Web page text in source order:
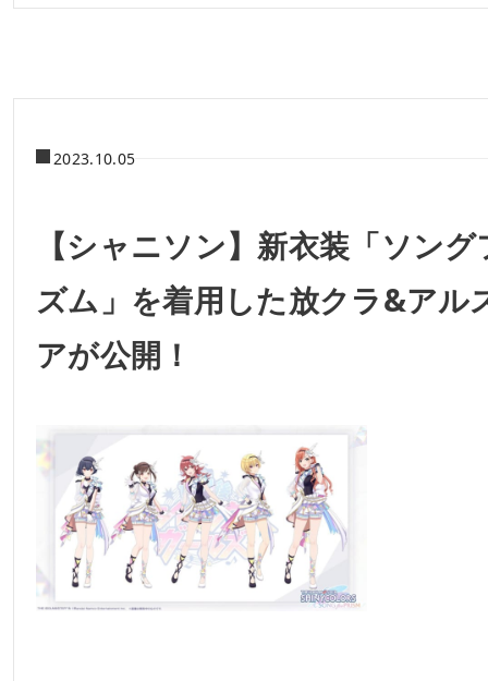
2023.10.05
【シャニソン】新衣装「ソン
ズム」を着用した放クラ&アル
アが公開！